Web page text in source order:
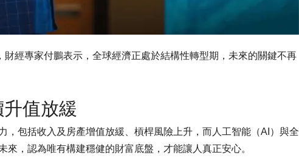
經專家付鵬表示，全球經濟正處於結構性轉型期，未來的關鍵不再
值放緩
，包括收入及房產增值放緩、槓桿風險上升，而人工智能（AI）與全
，認為唯有構建穩健的財富底盤，才能讓人真正安心。